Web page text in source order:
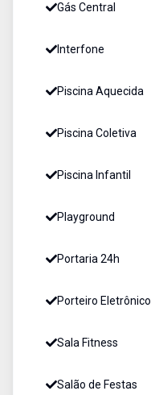
Gás Central
Interfone
Piscina Aquecida
Piscina Coletiva
Piscina Infantil
Playground
Portaria 24h
Porteiro Eletrônico
Sala Fitness
Salão de Festas